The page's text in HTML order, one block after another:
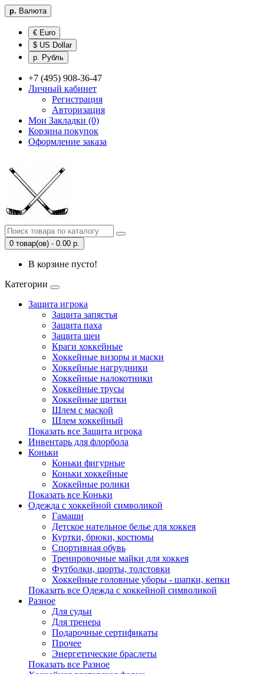
р. Валюта
€ Euro
$ US Dollar
р. Рубль
+7 (495) 908-36-47
Личный кабинет
Регистрация
Авторизация
Мои Закладки (0)
Корзина покупок
Оформление заказа
0 товар(ов) - 0.00 р.
В корзине пусто!
Категории
Защита игрока
Защита запястья
Защита паха
Защита шеи
Краги хоккейные
Хоккейные визоры и маски
Хоккейные нагрудники
Хоккейные налокотники
Хоккейные трусы
Хоккейные щитки
Шлем с маской
Шлем хоккейный
Показать все Защита игрока
Инвентарь для флорбола
Коньки
Коньки фигурные
Коньки хоккейные
Хоккейные ролики
Показать все Коньки
Одежда с хоккейной символикой
Гамаши
Детское нательное белье для хоккея
Куртки, брюки, костюмы
Спортивная обувь
Тренировочные майки для хоккея
Футболки, шорты, толстовки
Хоккейные головные уборы - шапки, кепки
Показать все Одежда с хоккейной символикой
Разное
Для судьи
Для тренера
Подарочные сертификаты
Прочее
Энергетические браслеты
Показать все Разное